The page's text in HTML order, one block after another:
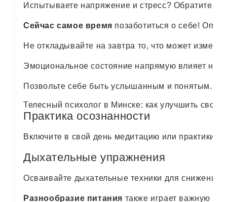
Испытываете напряжение и стресс? Обратите
Сейчас самое время позаботиться о себе!
Не откладывайте на завтра то, что может
Эмоциональное состояние напрямую влияет на
Позвольте себе быть услышанным и понятым.
Телесный психолог в Минске: как улучшить свое
Практика осознанности
Включите в свой день медитацию или практики
Дыхательные упражнения
Осваивайте дыхательные техники для снижения
Разнообразие питания также играет важную